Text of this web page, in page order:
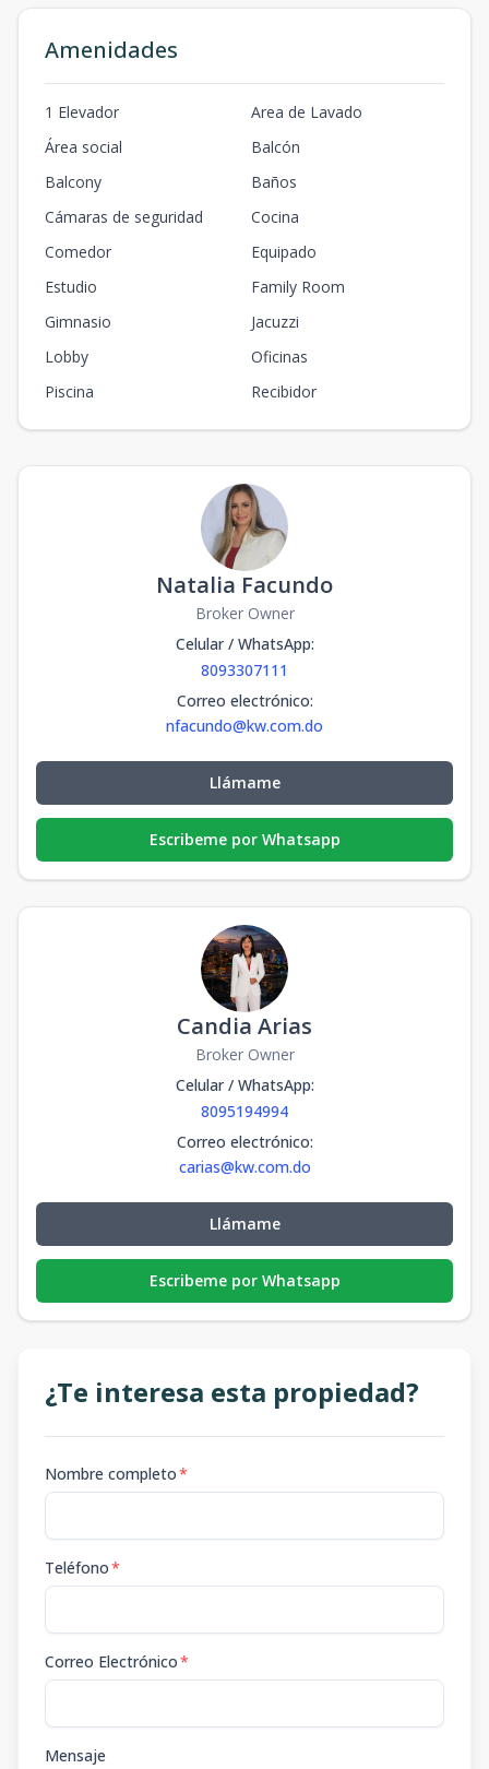
Amenidades
1 Elevador
Area de Lavado
Área social
Balcón
Balcony
Baños
Cámaras de seguridad
Cocina
Comedor
Equipado
Estudio
Family Room
Gimnasio
Jacuzzi
Lobby
Oficinas
Piscina
Recibidor
Natalia Facundo
Broker Owner
Celular / WhatsApp:
8093307111
Correo electrónico:
nfacundo@kw.com.do
Llámame
Escribeme por Whatsapp
Candia Arias
Broker Owner
Celular / WhatsApp:
8095194994
Correo electrónico:
carias@kw.com.do
Llámame
Escribeme por Whatsapp
¿Te interesa esta propiedad?
Nombre completo*
Teléfono*
Correo Electrónico*
Mensaje